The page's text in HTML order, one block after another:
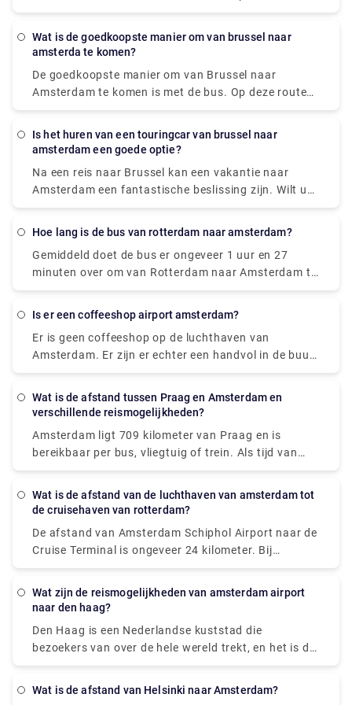
bieden FlixBus en BlaBaBus ongelooflijk goedkope
er 3 tot 4 en een half uur over. De snellere
over om Amsterdam te bereiken.
Wat is de goedkoopste manier om van brussel naar
amsterda te komen?
De goedkoopste manier om van Brussel naar
Amsterdam te komen is met de bus. Op deze route
bieden FlixBus en BlaBaBus ongelooflijk goedkope
er 3 tot 4 en een half uur over. De snellere
over om Amsterdam te bereiken.
Is het huren van een touringcar van brussel naar
amsterdam een goede optie?
Na een reis naar Brussel kan een vakantie naar
Amsterdam een fantastische beslissing zijn. Wilt u
comfortabel met uw gezin en collega's naar
stressvrije ervaring die het plezier van elke reis
aanzienlijk kan vergroten. Het is meer
gestructureerd, onderhoudend, interessant en veilig
om in een groep te reizen. Het is ook betaalbaarder,
kosteneffectiever en betrouwbaarder.
Hoe lang is de bus van rotterdam naar amsterdam?
Gemiddeld doet de bus er ongeveer 1 uur en 27
minuten over om van Rotterdam naar Amsterdam te
komen. Heeft u de diensten van een privétransfer in
luchthaventransfers door heel Nederland en
zakenreizen kunnen wij transfers verzorgen voor uw
gezelschap dat aankomt in Amsterdam. Voor elke
gelegenheid staat ons wagenpark voor u klaar.
Is er een coffeeshop airport amsterdam?
Er is geen coffeeshop op de luchthaven van
Amsterdam. Er zijn er echter een handvol in de buurt
van de luchthaven, zoals Coffeeshop Superfly of
minuten te vroeg in Amsterdam aankomt, mag je
Wat is de afstand tussen Praag en Amsterdam en
verschillende reismogelijkheden?
Amsterdam ligt 709 kilometer van Praag en is
bereikbaar per bus, vliegtuig of trein. Als tijd van
levensbelang is, is een vlucht met een gemiddelde
de kosten belangrijker zijn, is een bus met tarieven
STUDENTENAGENTSCHAP k. S. EasyJet of Deutsche
Bahn met aansluiting behoren tot de meest
Praag naar Amsterdam kunnen reizigers een
rechtstreekse bus, vliegtuig of trein nemen.
Wat is de afstand van de luchthaven van amsterdam tot
de cruisehaven van rotterdam?
De afstand van Amsterdam Schiphol Airport naar de
Cruise Terminal is ongeveer 24 kilometer. Bij
normaal verkeer duurt de rit met de taxi ongeveer 20
vliegt, heb je twee alternatieven voor vervoer: taxi of
te reizen, is door een luchthaventaxi te nemen. De
taxirit kost ongeveer € 160 en duurt iets meer dan
Wat zijn de reismogelijkheden van amsterdam airport
naar den haag?
Den Haag is een Nederlandse kuststad die
bezoekers van over de hele wereld trekt, en het is de
zetel en residentie van de Nederlandse nationale
Wat is de afstand van Helsinki naar Amsterdam?